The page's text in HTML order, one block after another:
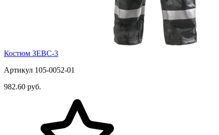
Костюм ЗЕВС-3
Артикул 105-0052-01
982.60 руб.